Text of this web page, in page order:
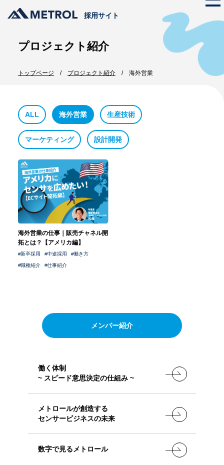
採用サイト
メトロールの文化
ストーリー
メトロールの文化
メトロールのビジネス
数字で見るメトロール
働く体制
職種紹介
プロジェクト紹介
メンバー紹介
採用情報
新卒採用
中途採用
シニア採用
パート採用
インターンシップ
エントリー
新卒採用
中途採用
メトロールブログ
プロジェクト紹介
トップページ プロジェクト紹介 海外営業
ALL 海外営業 生産技術
マーケティング 設計開発
海外営業の仕事｜販売チャネル開
拓とは？【アメリカ編】
新卒採用 中途採用 働き方
職種紹介 仕事紹介
メンバー紹介
働く体制
~ スピード意思決定の仕組み ~
メトロールが創造する
センサービジネスの未来
数字で見るメトロール